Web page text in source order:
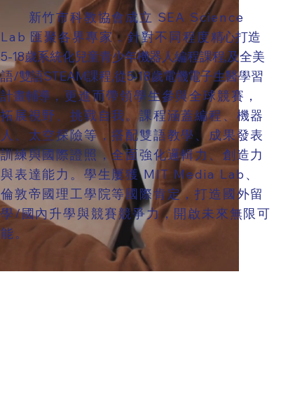
新竹市科教協會成立 SEA Science
Lab 匯聚各界專家，針對不同程度精心打造
5-18歲系統化兒童青少年機器人編程課程,及全美
語/雙語STEAM課程,從5-18歲電機電子生醫學習
計畫輔導，更進而帶領學生參與全球競賽，
拓展視野、挑戰自我。課程涵蓋編程、機器
人、太空探險等，搭配雙語教學、成果發表
訓練與國際證照，全面強化邏輯力、創造力
與表達能力。學生屢獲 MIT Media Lab、
倫敦帝國理工學院等國際肯定，打造國外留
學/國內升學與競賽競爭力，開啟未來無限可
能。